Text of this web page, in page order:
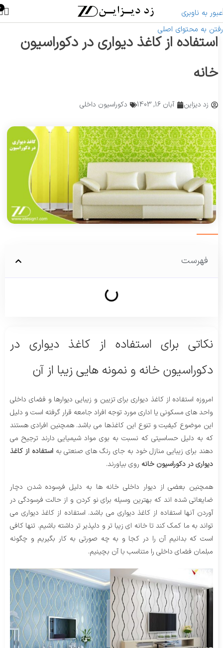
عبور به ناوبری
رفتن به محتوای اصلی
0
استفاده از کاغذ دیواری در دکوراسیون
خانه
زد دیزاین آبان 16, 1403 دکوراسیون داخلی
فهرست
نکاتی برای استفاده از کاغذ دیواری در
دکوراسیون خانه و نمونه هایی زیبا از آن
امروزه استفاده از کاغذ دیواری برای تزیین و زیبایی دیوارها و فضای داخلی
واحد های مسکونی یا اداری مورد توجه افراد جامعه قرار گرفته است و دلیل
این موضوع کیفیت و تنوع این کاغذها می باشد. همچنین افرادی هستند
که به دلیل حساسیتی که نسبت به بوی مواد شیمیایی دارند ترجیح می
دهند برای زیبایی منازل خود به جای رنگ های صنعتی بهاستفاده از کاغذ
دیواری در دکوراسیون خانه روی بیاورند.
همچنین بعضی از دیوار داخلی خانه ها به دلیل فرسوده شدن دچار
ضایعاتی شده اند که بهترین وسیله برای نو کردن و از حالت فرسودگی در
آوردن آنها استفاده از کاغذ دیواری می باشد. استفاده از کاغذ دیواری می
تواند به ما کمک کند تا خانه ای زیبا تر و دلپذیر تر داشته باشیم. تنها کافی
است که بدانیم آن را در کجا و به چه صورتی به کار بگیریم و چگونه
مبلمان فضای داخلی را متناسب با آن بچینیم.